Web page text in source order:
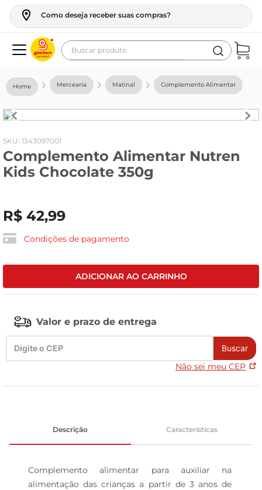
Como deseja receber suas compras?
Buscar produto
Mercearia Matinal Complemento Alimentar
: 1343097001
Complemento Alimentar Nutren
Kids Chocolate 350g
R$ 42,99
Condições de pagamento
ADICIONAR AO CARRINHO
Valor e prazo de entrega
Buscar
Não sei meu CEP
Descrição Características
Complemento alimentar para auxiliar na
alimentação das crianças a partir de 3 anos de
geladeira
fogao
café
cerveja
leite
vinho